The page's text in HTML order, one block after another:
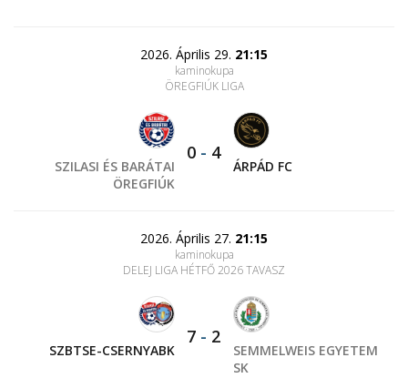
2026. Április 29. 21:15
kaminokupa
ÖREGFIÚK LIGA
SZILASI ÉS BARÁTAI
ÖREGFIÚK
0 - 4
ÁRPÁD FC
2026. Április 27. 21:15
kaminokupa
DELEJ LIGA HÉTFŐ 2026 TAVASZ
SZBTSE-CSERNYABK
7 - 2
SEMMELWEIS EGYETEM
SK